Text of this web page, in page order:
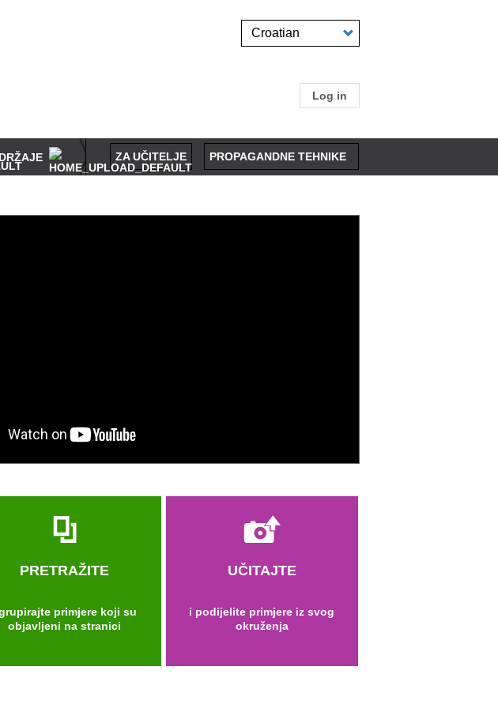
Select
User
account
menu
Log in
ZA UČITELJE PROPAGANDNE TEHNIKE
PRETRAŽITE
primjere koji su
objavljeni na stranici
UČITAJTE
i podijelite primjere iz svog
okruženja